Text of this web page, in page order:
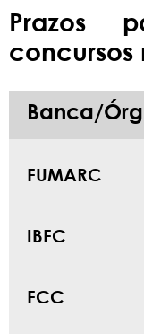
Prazos
concursos
Banca/
FUMARC
IBFC
FCC